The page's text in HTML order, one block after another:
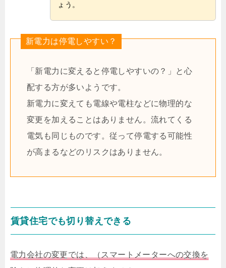
ょう。
新電力は停電しやすい？
「新電力に変えると停電しやすいの？」と心
配する方が多いようです。
新電力に変えても電線や電柱などに物理的な
変更を加えることはありません。流れてくる
電気も同じものです。従って停電する可能性
が高まるなどのリスクはありません。
賃貸住宅でも切り替えできる
電力会社の変更では、（スマートメーターへの交換を